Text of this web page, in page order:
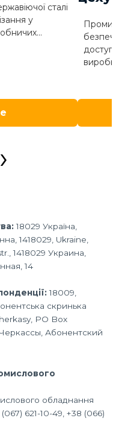
сталі
у
доступу
›
18029 Україна,
1418029, Ukraine,
1418029 Украина,
14
18009,
скринька
PO Box
Абонентский
обладнання
(067) 621-10-49, +38 (066)